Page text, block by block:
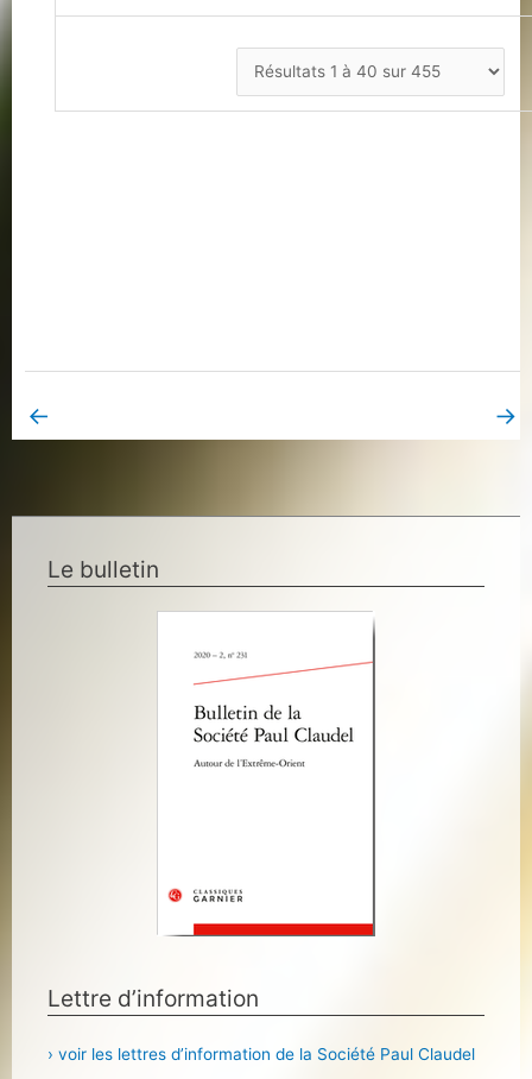
← →
Le bulletin
Lettre d’information
› voir les lettres d’information de la Société Paul Claudel